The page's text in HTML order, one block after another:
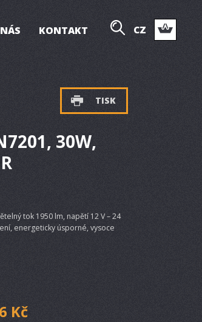
CZ
KONTAKT
TISK
30W,
tok 1950 lm, napětí 12 V – 24
energeticky úsporné, vysoce
Kč